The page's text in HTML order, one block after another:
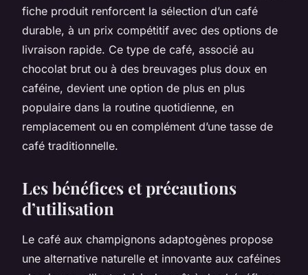
fiche produit renforcent la sélection d’un café
durable, à un prix compétitif avec des options de
livraison rapide. Ce type de café, associé au
chocolat brut ou à des breuvages plus doux en
caféine, devient une option de plus en plus
populaire dans la routine quotidienne, en
remplacement ou en complément d’une tasse de
café traditionnelle.
Les bénéfices et précautions
d’utilisation
Le café aux champignons adaptogènes propose
une alternative naturelle et innovante aux caféines